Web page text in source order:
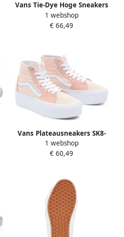
Vans Tie-Dye Hoge Sneakers
Orchidee Wit Multicolor
Heren
1 webshop
€ 66,49
Vans Plateausneakers SK8-
Hi tapered Stackform
1 webshop
€ 60,49